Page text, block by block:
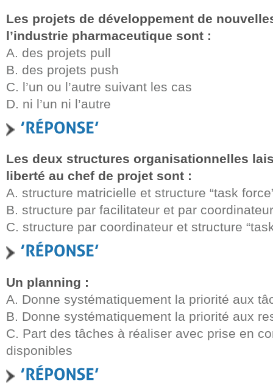
Les projets de développement de
l’industrie pharmaceutique sont :
A. des projets pull
B. des projets push
C. l’un ou l’autre suivant les cas
D. ni l’un ni l’autre
Les deux structures organisationnelles
liberté au chef de projet sont :
A. structure matricielle et structure “task
B. structure par facilitateur et par coordinateur
C. structure par coordinateur et structure
Un planning :
A. Donne systématiquement la priorité aux
B. Donne systématiquement la priorité aux
C. Part des tâches à réaliser avec prise en
disponibles